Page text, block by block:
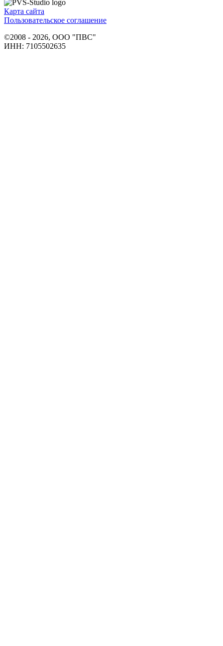
Карта сайта
Пользовательское соглашение
©2008 - 2026, ООО "ПВС"
ИНН: 7105502635